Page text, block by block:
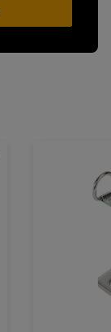
Durchmesser der
Montagelöcher: